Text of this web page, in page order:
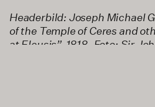
Headerbild: Joseph Michael
of the Temple of Ceres and
at Eleusis”, 1818, Foto: Sir